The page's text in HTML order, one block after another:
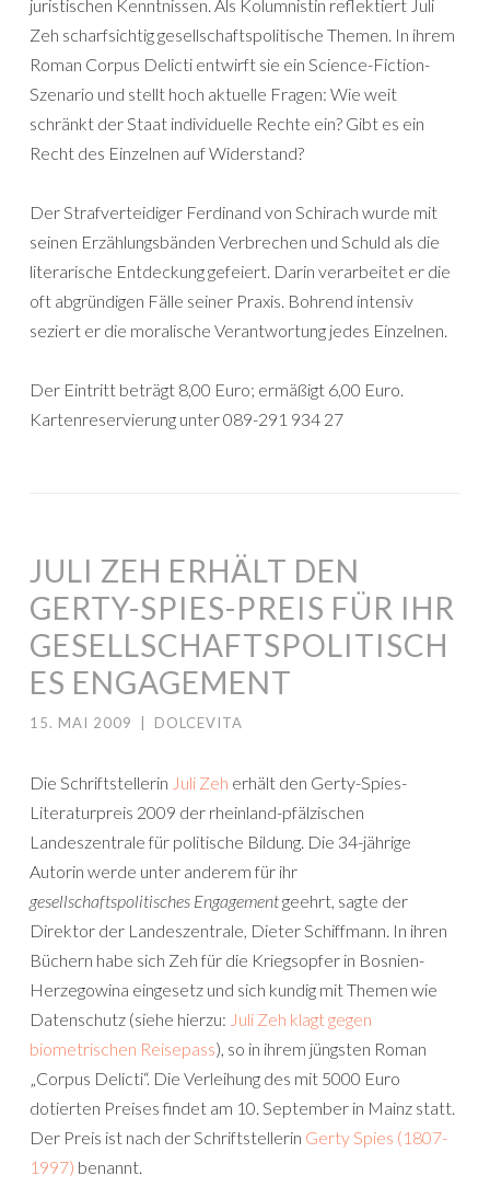
juristischen Kenntnissen. Als Kolumnistin reflektiert Juli
Zeh scharfsichtig gesellschaftspolitische Themen. In ihrem
Roman Corpus Delicti entwirft sie ein Science-Fiction-
Szenario und stellt hoch aktuelle Fragen: Wie weit
schränkt der Staat individuelle Rechte ein? Gibt es ein
Recht des Einzelnen auf Widerstand?
Der Strafverteidiger Ferdinand von Schirach wurde mit
seinen Erzählungsbänden Verbrechen und Schuld als die
literarische Entdeckung gefeiert. Darin verarbeitet er die
oft abgründigen Fälle seiner Praxis. Bohrend intensiv
seziert er die moralische Verantwortung jedes Einzelnen.
Der Eintritt beträgt 8,00 Euro; ermäßigt 6,00 Euro.
Kartenreservierung unter 089-291 934 27
JULI ZEH ERHÄLT DEN
GERTY-SPIES-PREIS FÜR IHR
GESELLSCHAFTSPOLITISCH
ES ENGAGEMENT
15. MAI 2009 DOLCEVITA
Die Schriftstellerin Juli Zeh erhält den Gerty-Spies-
Literaturpreis 2009 der rheinland-pfälzischen
Landeszentrale für politische Bildung. Die 34-jährige
Autorin werde unter anderem für ihr
gesellschaftspolitisches Engagementgeehrt, sagte der
Direktor der Landeszentrale, Dieter Schiffmann. In ihren
Büchern habe sich Zeh für die Kriegsopfer in Bosnien-
Herzegowina eingesetz und sich kundig mit Themen wie
Datenschutz (siehe hierzu: Juli Zeh klagt gegen
biometrischen Reisepass), so in ihrem jüngsten Roman
„Corpus Delicti“. Die Verleihung des mit 5000 Euro
dotierten Preises findet am 10. September in Mainz statt.
Der Preis ist nach der Schriftstellerin Gerty Spies (1807-
1997) benannt.